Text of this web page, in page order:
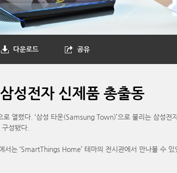
다운로드 공유
성전자 신제품 총출동
열렸다. ‘삼성 타운(Samsung Town)’으로 불리는 삼성
성됐다.
는 ‘SmartThings Home’ 테마의 전시관에서 만나볼 수